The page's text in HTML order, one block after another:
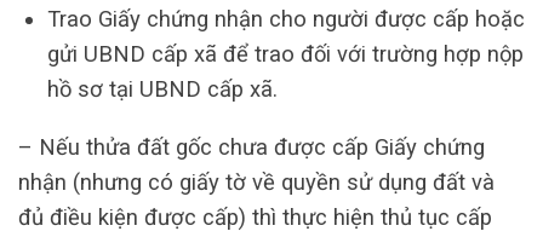
Trao Giấy chứng nhận cho người được cấp hoặc
gửi UBND cấp xã để trao đối với trường hợp nộp
hồ sơ tại UBND cấp xã.
– Nếu thửa đất gốc chưa được cấp Giấy chứng
nhận (nhưng có giấy tờ về quyền sử dụng đất và
đủ điều kiện được cấp) thì thực hiện thủ tục cấp